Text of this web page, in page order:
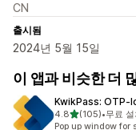
CN
출시됨
2024년 5월 15일
이 앱과 비슷한 더
KwikPass:
4.8별 5개 중
(105)
총 리뷰 105개
•무료 설
Pop up window for